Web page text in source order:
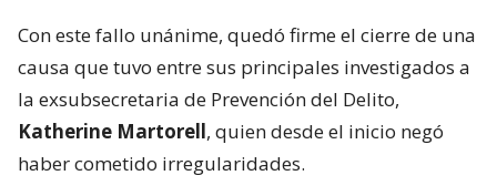
Con este fallo unánime, quedó firme el cierre de una
causa que tuvo entre sus principales investigados a
la exsubsecretaria de Prevención del Delito,
Katherine Martorell, quien desde el inicio negó
haber cometido irregularidades.